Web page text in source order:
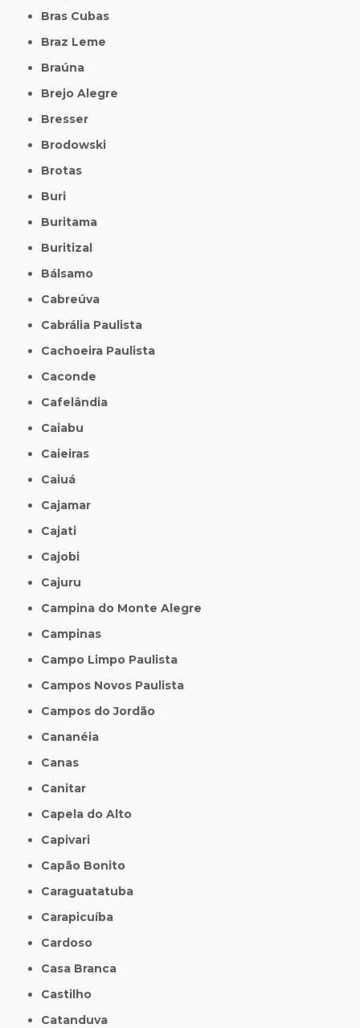
Bras Cubas
Braz Leme
Braúna
Brejo Alegre
Bresser
Brodowski
Brotas
Buri
Buritama
Buritizal
Bálsamo
Cabreúva
Cabrália Paulista
Cachoeira Paulista
Caconde
Cafelândia
Caiabu
Caieiras
Caiuá
Cajamar
Cajati
Cajobi
Cajuru
Campina do Monte Alegre
Campinas
Campo Limpo Paulista
Campos Novos Paulista
Campos do Jordão
Cananéia
Canas
Canitar
Capela do Alto
Capivari
Capão Bonito
Caraguatatuba
Carapicuíba
Cardoso
Casa Branca
Castilho
Catanduva